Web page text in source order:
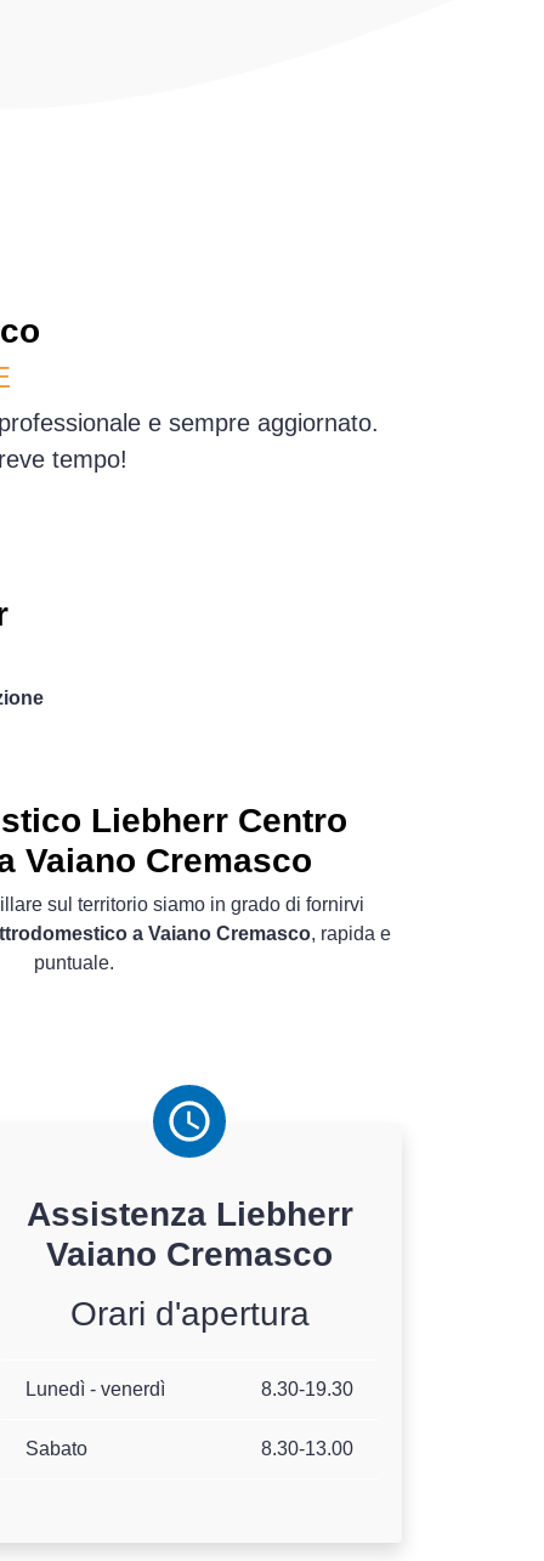
e sempre aggiornato.
tempo!
Liebherr Centro
Vaiano Cremasco
sul territorio siamo in grado di fornirvi
a Vaiano Cremasco, rapida e
puntuale.
Assistenza Liebherr
Vaiano Cremasco
Orari d'apertura
Lunedì - venerdì 8.30-19.30
Sabato 8.30-13.00